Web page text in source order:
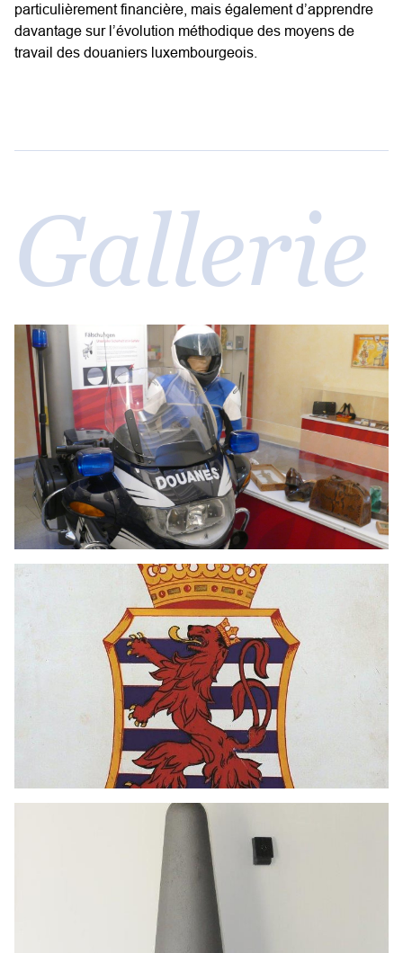
particulièrement financière, mais également d’apprendre
davantage sur l’évolution méthodique des moyens de
travail des douaniers luxembourgeois.
Gallerie